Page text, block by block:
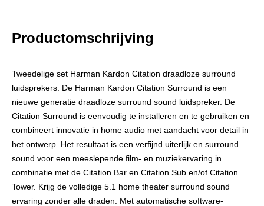
Productomschrijving
Tweedelige set Harman Kardon Citation draadloze surround
luidsprekers. De Harman Kardon Citation Surround is een
nieuwe generatie draadloze surround sound luidspreker. De
Citation Surround is eenvoudig te installeren en te gebruiken en
combineert innovatie in home audio met aandacht voor detail in
het ontwerp. Het resultaat is een verfijnd uiterlijk en surround
sound voor een meeslepende film- en muziekervaring in
combinatie met de Citation Bar en Citation Sub en/of Citation
Tower. Krijg de volledige 5.1 home theater surround sound
ervaring zonder alle draden. Met automatische software-